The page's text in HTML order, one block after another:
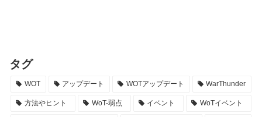
タグ
WOT アップデート WOTアップデート WarThunder
方法やヒント WoT-弱点 イベント WoTイベント